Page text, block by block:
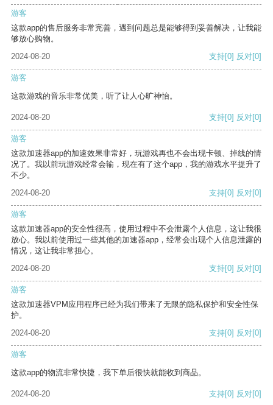
游客
这款app的售后服务非常完善，遇到问题总是能够得到妥善解决，让我能
够放心购物。
2024-08-20
支持[0] 反对[0]
游客
这款游戏的音乐非常优美，听了让人心旷神怡。
2024-08-20 支持[0] 反对[0]
游客
这款加速器app的加速效果非常好，玩游戏再也不会出现卡顿、掉线的情
况了。我以前玩游戏经常会输，现在有了这个app，我的游戏水平提升了
不少。
2024-08-20
支持[0] 反对[0]
游客
这款加速器app的安全性很高，使用过程中不会泄露个人信息，这让我很
放心。我以前使用过一些其他的加速器app，经常会出现个人信息泄露的
情况，这让我非常担心。
2024-08-20
支持[0] 反对[0]
游客
这款加速器VPM应用程序已经为我们带来了无限的隐私保护和安全性保
护。
2024-08-20
支持[0] 反对[0]
游客
这款app的物流非常快捷，我下单后很快就能收到商品。
2024-08-20 支持[0] 反对[0]